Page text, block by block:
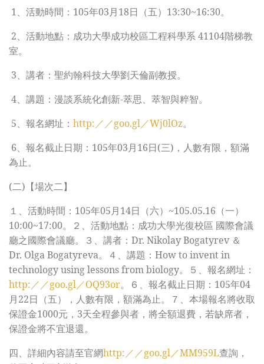
1、活動時間：105年03月18日（五）13:30~16:30。
2、活動地點：成功大學成功校區工程科學系 41104階梯教
室。
3、講者：聖約翰科技大學劉天倫副教授。
4、講題：漫談系統化創新-萃思、萃智與粹智。
5、報名網址： http:／／goo.gl／Wj0lOz。
6、報名截止日期：105年03月16日(三)，人數有限，額滿
為止。
(二)【場次二】
１、活動時間：105年05月14日（六）~105.05.16（一）
10:00~17:00。２、活動地點：成功大學光復校區 國際會議
廳之國際會議廳。３、講者：Dr. Nikolay Bogatyrev ＆
Dr. Olga Bogatyreva。４、講題：How to invent in
technology using lessons from biology。５、報名網址：
http:／／goo.gl／OQ93or。６、報名截止日期：105年04
月22日（五），人數有限，額滿為止。７、本場報名將收取
保證金1000元，3天全程參與者，將全額退費，若缺席者，
保證金將不宜退還。
四、詳細內容請至官網http:／／goo.gl／MM959L查詢，